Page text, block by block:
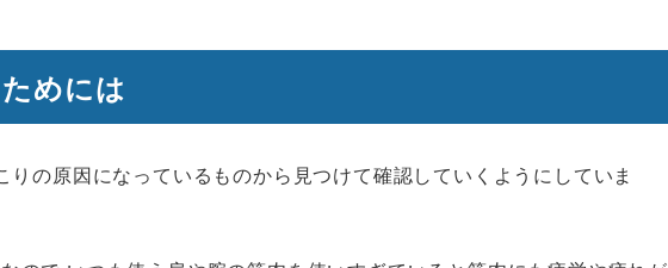
めには
の原因になっているものから見つけて確認していくようにしていま